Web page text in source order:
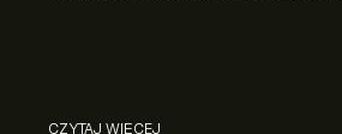
CZYTAJ WIĘCEJ